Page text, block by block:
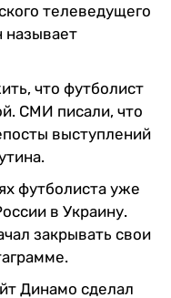
телеведущего
называет
что футболист
СМИ писали, что
выступлений
футболиста уже
в Украину.
закрывать свои
Динамо сделал